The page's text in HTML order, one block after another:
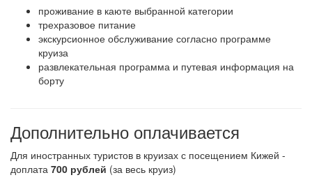
проживание в каюте выбранной категории
трехразовое питание
экскурсионное обслуживание согласно программе
круиза
развлекательная программа и путевая информация на
борту
Дополнительно оплачивается
Для иностранных туристов в круизах с посещением Кижей -
доплата 700 рублей (за весь круиз)